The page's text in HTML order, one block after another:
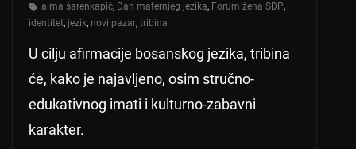
alma šarenkapić, Dan maternjeg jezika, Forum žena SDP,
identitet, jezik, novi pazar, tribina
U cilju afirmacije bosanskog jezika, tribina
će, kako je najavljeno, osim stručno-
edukativnog imati i kulturno-zabavni
karakter.